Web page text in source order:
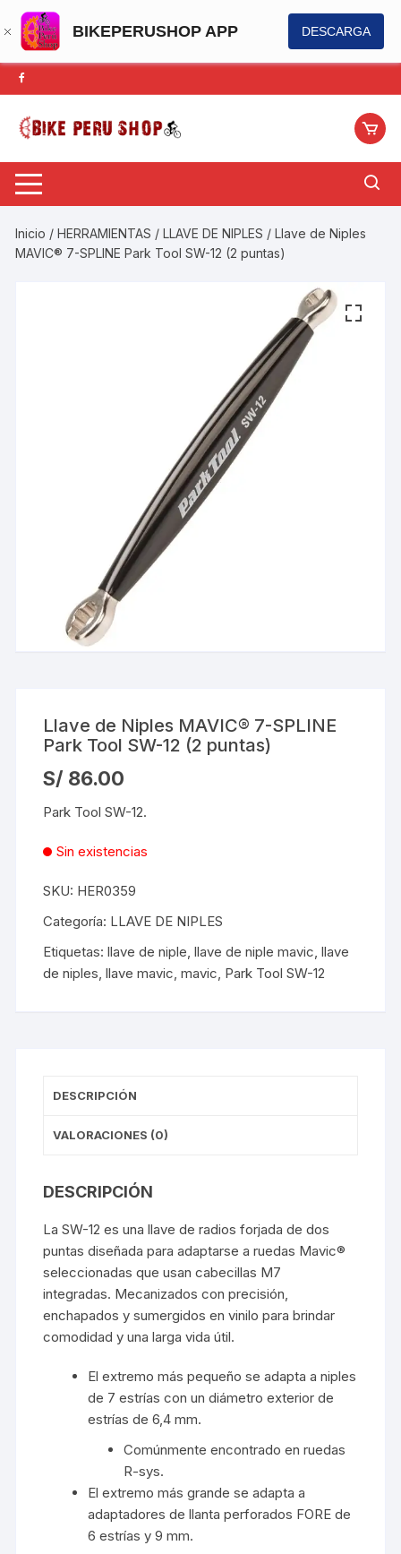
BIKEPERUSHOP APP DESCARGA
Saltar
al
contenido
Inicio /HERRAMIENTAS /LLAVE DE NIPLES / Llave de Niples
MAVIC® 7-SPLINE Park Tool SW-12 (2 puntas)
Llave de Niples MAVIC® 7-SPLINE
Park Tool SW-12 (2 puntas)
S/ 86.00
Park Tool SW-12.
Sin existencias
SKU: HER0359
Categoría: LLAVE DE NIPLES
Etiquetas:llave de niple ,llave de niple mavic ,llave
de niples ,llave mavic ,mavic Park Tool SW-12
DESCRIPCIÓN
VALORACIONES (0)
DESCRIPCIÓN
La SW-12 es una llave de radios forjada de dos
puntas diseñada para adaptarse a ruedas Mavic®
seleccionadas que usan cabecillas M7
integradas. Mecanizados con precisión,
enchapados y sumergidos en vinilo para brindar
comodidad y una larga vida útil.
El extremo más pequeño se adapta a niples
de 7 estrías con un diámetro exterior de
estrías de 6,4 mm.
Comúnmente encontrado en ruedas
R-sys.
El extremo más grande se adapta a
adaptadores de llanta perforados FORE de
6 estrías y 9 mm.